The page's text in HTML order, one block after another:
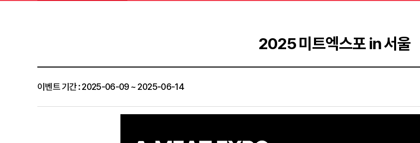
2025 미트엑스포 in 서울
이벤트 기간 : 2025-06-09 ~ 2025-06-14